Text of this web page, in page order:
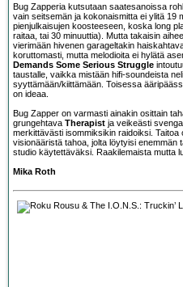
Bug Zapperia kutsutaan saatesanoissa
vain seitsemän ja kokonaismitta ei ylitä 19
pienjulkaisujen koosteeseen, koska long
raitaa, tai 30 minuuttia). Mutta takaisin
vierimään hivenen garageltakin
koruttomasti, mutta melodioita ei hylätä
Demands Some Serious Struggle
taustalle, vaikka mistään hifi-soundeista
syyttämään/kiittämään. Toisessa
on ideaa.
Bug Zapper on varmasti ainakin osittain
grungehtava Therapist ja veikeästi
merkittävästi isommiksikin raidoiksi.
visionääristä tahoa, jolta löytyisi enemmän
studio käytettäväksi. Raakilemaista mutta
Mika Roth